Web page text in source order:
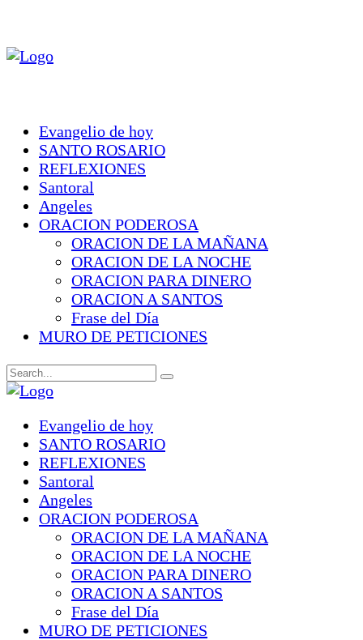
Evangelio de hoy
SANTO ROSARIO
REFLEXIONES
Santoral
Angeles
ORACION PODEROSA
ORACION DE LA MAÑANA
ORACION DE LA NOCHE
ORACION PARA DINERO
ORACION A SANTOS
Frase del Día
MURO DE PETICIONES
Evangelio de hoy
SANTO ROSARIO
REFLEXIONES
Santoral
Angeles
ORACION PODEROSA
ORACION DE LA MAÑANA
ORACION DE LA NOCHE
ORACION PARA DINERO
ORACION A SANTOS
Frase del Día
MURO DE PETICIONES